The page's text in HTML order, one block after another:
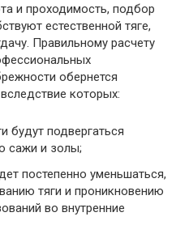
и проходимость, подбор
естественной тяге,
Правильному расчету
обернется
которых:
будут подвергаться
сажи и золы;
постепенно уменьшаться,
тяги и проникновению
во внутренние